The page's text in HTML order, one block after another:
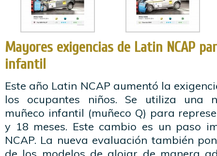
Mayores exigencias de Latin NCAP
infantil
Este año Latin NCAP aumentó la
los ocupantes niños. Se utiliza una
muñeco infantil (muñeco Q) para
y 18 meses. Este cambio es un paso
NCAP. La nueva evaluación también